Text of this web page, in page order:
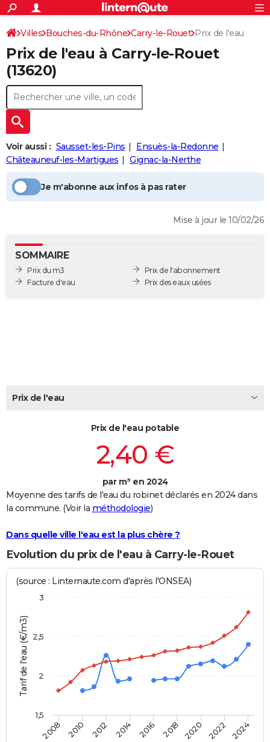
ACTUALITÉS
Politique
Société
Faits Divers
Education
Monde
Villes
+
SPORT
Coupe du monde 2026
Football
Tennis
Cyclisme
Rugby
Forum
Programme TV
TNT
Streaming
Cinéma
Sorties cinéma
Musique
+
FINANCE
Retraite
Impôts
Epargne
Immobilier
Risques naturels par ville
Banque
Assurance
Crédit
AUTO
Essais
Réserver un essai
Citadines
Berlines
SUV
Forum auto
+
HIGH-TECH
Mobiles
Meilleur smartphone
Internet
Ordinateurs
Jeux vidéo
Guide high-tech
+
BRICOLAGE
Forum
Aménagement intérieur
Extérieur
Cuisine
Salle de bains
Jardinage
Rangement
WEEK-END
Alimentation
Guide de la santé
Maladies
Médicaments
Sommeil
VOYAGE
Destinations
City break
Voyage nature
Voyage de noces
Forum
Climat
PHOTO
Dictionnaire
Biographies
Citations
Expressions
Proverbes
Bricolage
Lifestyle
Culture
Sport
Auto
Television
Voyage
Cinema
Rechercher
S'inscrire
Connexion
Villes Bouches-du-Rhône Carry-le-Rouet Prix de l'eau
Prix de l'eau à Carry-le-Rouet
(13620)
Voir aussi : Sausset-les-Pins
Ensuès-la-Redonne
Châteauneuf-les-Martigues
Gignac-la-Nerthe
Je m'abonne aux infos à pas rater
Mise à jour le 10/02/26
SOMMAIRE
Prix du m3
Facture d'eau
Prix de l'abonnement
Prix des eaux usées
Prix de l'eau
Prix de l'eau potable
2,40 €
par m³ en 2024
Moyenne des tarifs de l'eau du robinet déclarés en 2024 dans
la commune. (Voir la méthodologie)
Dans quelle ville l'eau est la plus chère ?
Evolution du prix de l'eau à Carry-le-Rouet
Tarif de l'eau (€/m3)
(source : Linternaute.com d'après l'ONSEA)
2008 2010 2012 2014 2016 2018 2020 2022 2024
2
2,5
3
1,5